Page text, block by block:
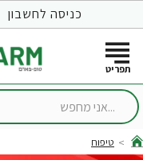
כניסה לחשבון
...אני
home
טיפוח